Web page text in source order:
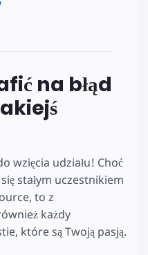
na błąd
wzięcia udziału! Choć
stałym uczestnikiem
to z
każdy
które są Twoją pasją.